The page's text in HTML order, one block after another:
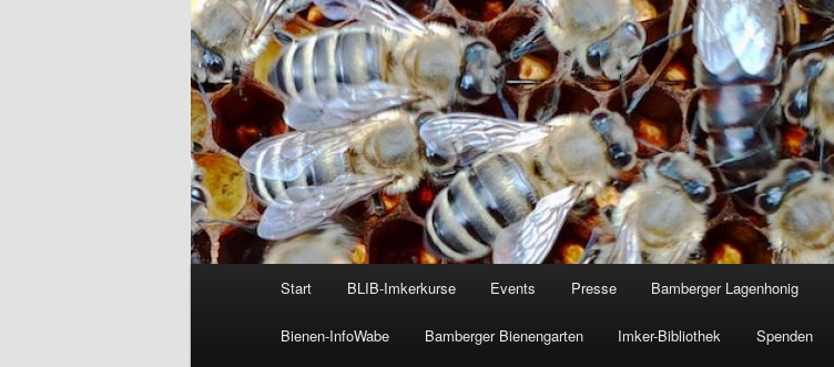
Start BLIB-Imkerkurse Events Presse Bamberger Lagenhonig
Bienen-InfoWabe Bamberger Bienengarten Imker-Bibliothek Spenden